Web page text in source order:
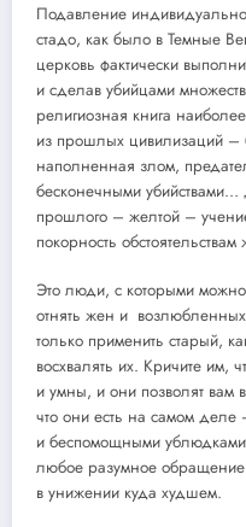
Подавление
стадо, как было в Темные
церковь фактически
и сделав убийцами
религиозная книга
из прошлых цивилизаций
наполненная злом,
бесконечными
прошлого – желтой –
покорность обстоятельствам
Это люди, с которыми можно
отнять жен и
только применить старый,
восхвалять их. Кричите им,
и умны, и они позволят вам
что они есть на самом
и беспомощными
любое разумное обращение
в унижении куда худшем.